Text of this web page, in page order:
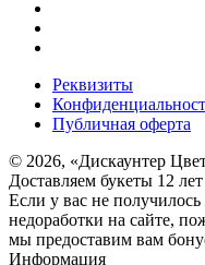
Реквизиты
Публичная оферта
© 2026, «Дискаунтер
Доставляем букеты 12 лет
Если у вас не
недоработки на сайте,
мы предоставим вам
Информация